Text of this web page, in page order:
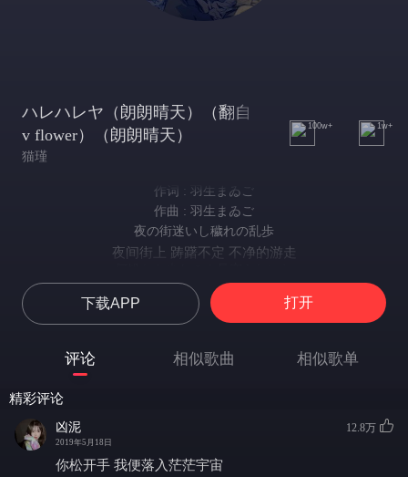
ハレハレヤ（朗朗晴天）（翻自
v flower）（朗朗晴天）
猫瑾
100w+ 1w+
作词 : 羽生まゐご
作曲 : 羽生まゐご
夜の街迷いし穢れの乱歩
夜间街上 踌躇不定 不净的游走
你从哪里来 为何衣衫褴褛
ねぇうちにおいで 温めてあげるよ
要不 去我家吧 我家暖和
坚持到现在真不容易
とりあえず今夜は安心さ
下载APP 打开
评论 相似歌曲 相似歌单
精彩评论
凶泥
2019年5月18日
12.8万
你松开手 我便落入茫茫宇宙